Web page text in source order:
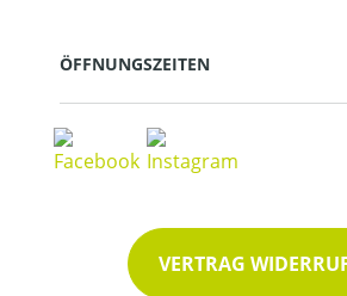
ÖFFNUNGSZEITEN
VERTRAG